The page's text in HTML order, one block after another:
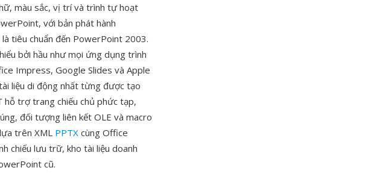
màu sắc, vị trí và trình tự hoạt
với bản phát hành
tiêu chuẩn đến PowerPoint 2003.
bởi hầu như mọi ứng dụng trình
Impress, Google Slides và Apple
liệu di động nhất từng được tạo
hỗ trợ trang chiếu chủ phức tạp,
đối tượng liên kết OLE và macro
trên XML PPTX cùng Office
chiếu lưu trữ, kho tài liệu doanh
cũ.